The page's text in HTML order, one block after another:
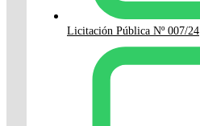
Licitación Pública Nº 007/24